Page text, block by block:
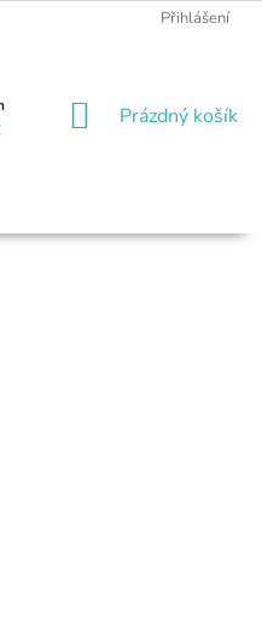
Přihlášení
NÁKUPNÍ
Prázdný košík